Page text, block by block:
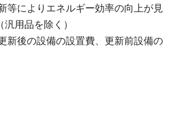
等によりエネルギー効率の向上が見
用品を除く）
新後の設備の設置費、更新前設備の